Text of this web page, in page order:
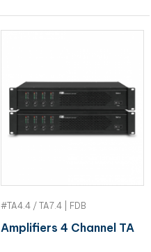
#TA4.4 / TA7.4 | FDB
Amplifiers 4 Channel TA